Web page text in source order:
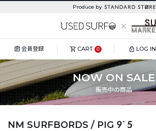
Produce by
会員登録 CART 0 LOG IN
NOW ON SALE
販売中の商品
NM SURFBORDS / PIG 9`5